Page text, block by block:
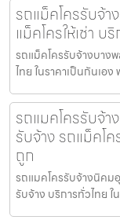
รถแม็คโครรับจ้า
แม็คโครให้เช่า
รถแม็คโครรับจ้างบาง
ไทย ในราคาเป็นกันเ
รถแมคโครรับจ้
รับจ้าง รถแม็คโ
ถูก
รถแมคโครรับจ้างนิคม
รับจ้าง บริการทั่วไทย